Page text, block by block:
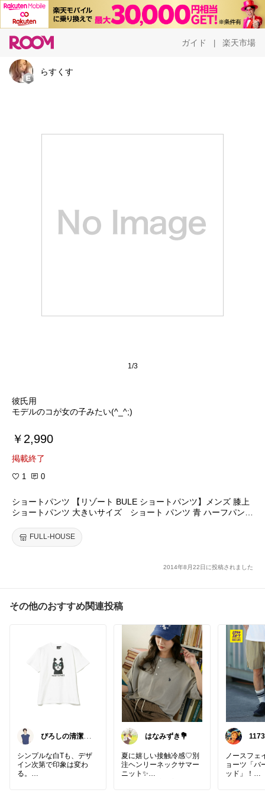
ガイド 楽天市場
らすくす
1/3
彼氏用
モデルのコが女の子みたい(^_^;)
￥2,990
掲載終了
1 0
ショートパンツ 【リゾート BULE ショートパンツ】メンズ 膝上
ショートパンツ 大きいサイズ ショート パンツ 青 ハーフパンツ
FULL-HOUSE
2014年8月22日に投稿されました
その他のおすすめ関連投稿
ぴろしの清潔感
シンプルな白Tも、デザ
イン次第で印象は変わ
る。
はなみずき💐
夏に嬉しい接触冷感♡別
注ヘンリーネックサマー
ニット✨
ノースフェ
ョーツ「バ
ッド」！